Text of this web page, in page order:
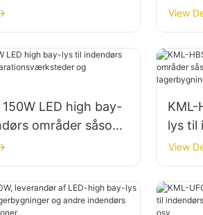
osv.
View
LED high bay-
områder såsom
og
KML-
lys til
View